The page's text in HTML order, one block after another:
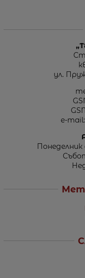
ул.
e-mail:
Понеделник